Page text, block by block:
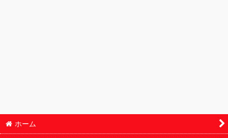
ホーム